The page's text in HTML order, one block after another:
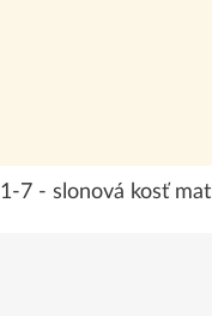
1-7 - slonová kosť mat